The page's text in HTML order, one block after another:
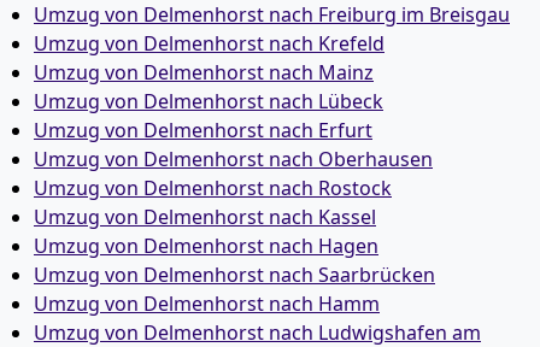
Umzug von Delmenhorst nach Freiburg im Breisgau
Umzug von Delmenhorst nach Krefeld
Umzug von Delmenhorst nach Mainz
Umzug von Delmenhorst nach Lübeck
Umzug von Delmenhorst nach Erfurt
Umzug von Delmenhorst nach Oberhausen
Umzug von Delmenhorst nach Rostock
Umzug von Delmenhorst nach Kassel
Umzug von Delmenhorst nach Hagen
Umzug von Delmenhorst nach Saarbrücken
Umzug von Delmenhorst nach Hamm
Umzug von Delmenhorst nach Ludwigshafen am